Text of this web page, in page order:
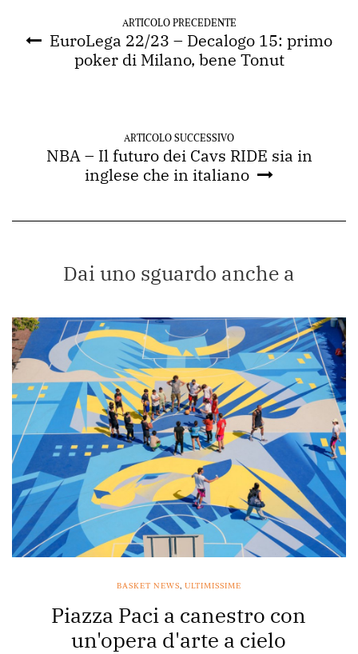
ARTICOLO PRECEDENTE
EuroLega 22/23 – Decalogo 15: primo
poker di Milano, bene Tonut
ARTICOLO SUCCESSIVO
NBA – Il futuro dei Cavs RIDE sia in
inglese che in italiano
Dai uno sguardo anche a
BASKET NEWS, ULTIMISSIME
Piazza Paci a canestro con
un'opera d'arte a cielo